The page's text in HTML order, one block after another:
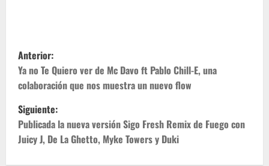
N
a
v
e
g
Anterior:
Ya no Te Quiero ver de Mc Davo ft Pablo Chill-E, una
colaboración que nos muestra un nuevo flow
Siguiente:
Publicada la nueva versión Sigo Fresh Remix de Fuego con
Juicy J, De La Ghetto, Myke Towers y Duki